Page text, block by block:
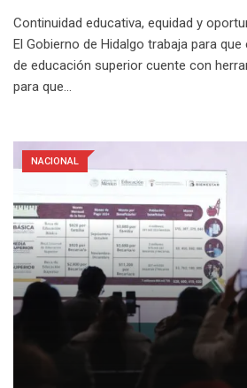
Continuidad educativa, equidad y
El Gobierno de Hidalgo trabaja para
de educación superior cuente con
para que…
NACIONAL